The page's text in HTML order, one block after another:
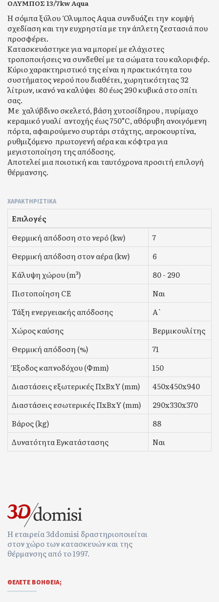
ΟΛΥΜΠΟΣ 13/7kw Aqua
Η σόμπα ξύλου Όλυμπος Aqua συνδυάζει την κομψή
σχεδίαση και την ευχρηστία με την άπλετη ζεστασιά που
προσφέρει.
Κατασκευάστηκε για να μπορεί με ελάχιστες
τροποποιήσεις να συνδεθεί με τα σώματα του καλοριφέρ.
Κύριο χαρακτηριστικό της είναι η πρακτικότητα του
συστήματος νερού που διαθέτει, χωρητικότητας 32
λίτρων, ικανό να καλύψει 80 έως 290 κυβικά στο σπίτι
σας.
Με χαλύβδινο σκελετό, βάση χυτοσίδηρου , πυρίμαχο
κεραμικό γυαλί αντοχής έως 750°C, αθόρυβη ανοιγόμενη
πόρτα, αφαιρούμενο συρτάρι στάχτης, αεροκουρτίνα,
ρυθμιζόμενο πρωτογενή αέρα και κόφτρα για
μεγιστοποίηση της απόδοσης.
Αποτελεί μια ποιοτική και ταυτόχρονα προσιτή επιλογή
θέρμανσης.
ΧΑΡΑΚΤΗΡΙΣΤΙΚΆ
Επιλογές
Θερμική απόδοση στο νερό (kw)
7
Θερμική απόδοση στον αέρα (kw)
6
Κάλυψη χώρου (m³)
80 - 290
Πιστοποίηση CE
Ναι
Τάξη ενεργειακής απόδοσης
Α`
Χώρος καύσης
Βερμικουλίτης
Θερμική απόδοση (%)
71
Έξοδος καπνοδόχου (Φmm)
150
Διαστάσεις εξωτερικές ΠxΒxΥ (mm)
450x450x940
Διαστάσεις εσωτερικές ΠxΒxΥ (mm)
290x330x370
Βάρος (kg)
88
Δυνατότητα Εγκατάστασης
Ναι
Η εταιρεία 3ddomisi δραστηριοποιείται
στον χώρο των κατασκευών και της
θέρμανσης από το 1997.
ΘΕΛΕΤΕ ΒΟΉΘΕΙΑ;